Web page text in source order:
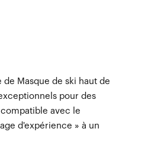
de Masque de ski haut de
pour des
avec le
d'expérience » à un